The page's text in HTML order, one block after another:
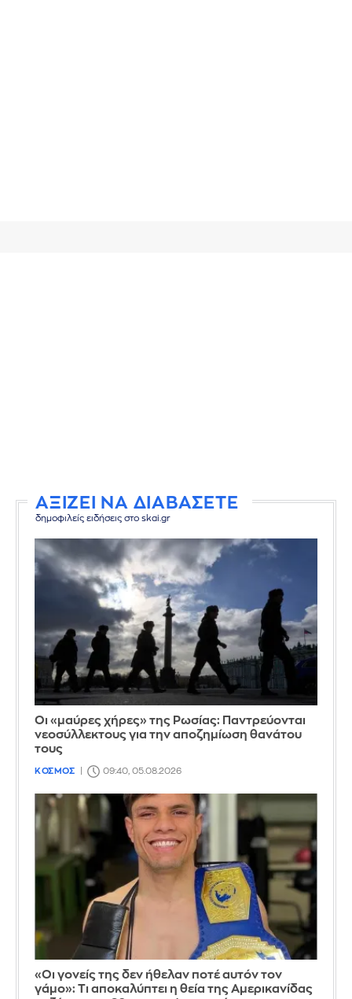
ΑΞΙΖΕΙ ΝΑ ΔΙΑΒΑΣΕΤΕ
δημοφιλείς ειδήσεις στο skai.gr
Οι «μαύρες χήρες» της Ρωσίας: Παντρεύονται
νεοσύλλεκτους για την αποζημίωση θανάτου
τους
ΚΟΣΜΟΣ 09:40, 05.08.2026
«Οι γονείς της δεν ήθελαν ποτέ αυτόν τον
γάμο»: Τι αποκαλύπτει η θεία της Αμερικανίδας